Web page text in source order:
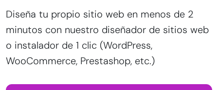
Diseña tu propio sitio web en menos de 2
minutos con nuestro diseñador de sitios web
o instalador de 1 clic (WordPress,
WooCommerce, Prestashop, etc.)